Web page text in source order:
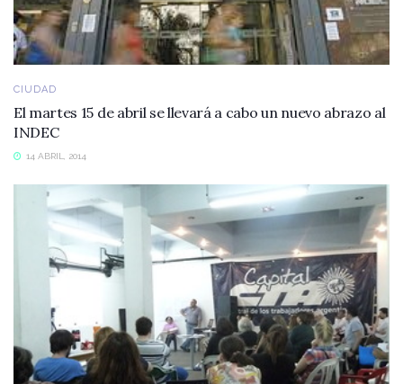
CIUDAD
El martes 15 de abril se llevará a cabo un nuevo abrazo al
INDEC
14 ABRIL, 2014